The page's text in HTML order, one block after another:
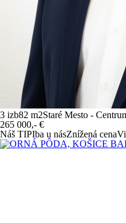
3 izb82 m2Staré Mesto -
265 000,- €
Náš TIPIba u násZnížená cena